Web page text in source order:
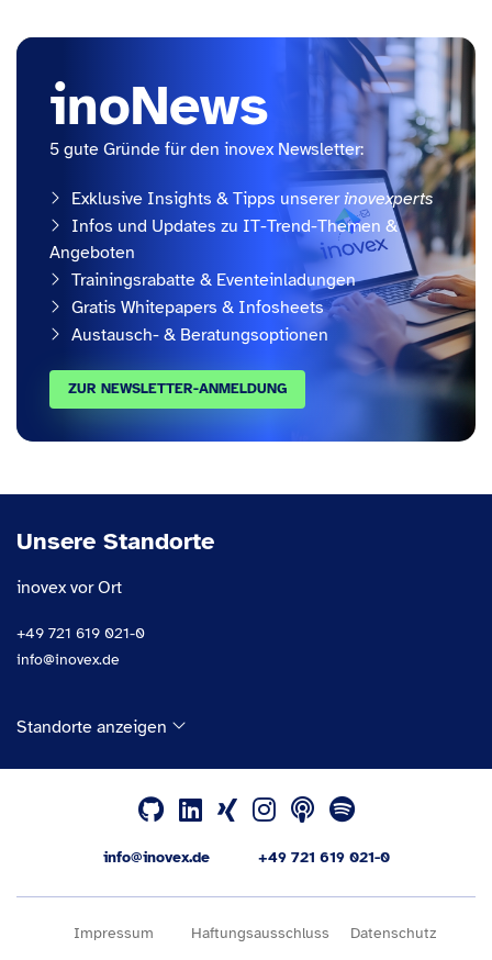
inoNews
5 gute Gründe für den inovex Newsletter:
Exklusive Insights & Tipps unserer inovexperts
Infos und Updates zu IT-Trend-Themen &
Angeboten
Trainingsrabatte & Eventeinladungen
Gratis Whitepapers & Infosheets
Austausch- & Beratungsoptionen
ZUR NEWSLETTER-ANMELDUNG
Unsere Standorte
inovex vor Ort
+49 721 619 021-0
info@inovex.de
Standorte anzeigen
info@inovex.de +49 721 619 021-0
Impressum Haftungsausschluss Datenschutz